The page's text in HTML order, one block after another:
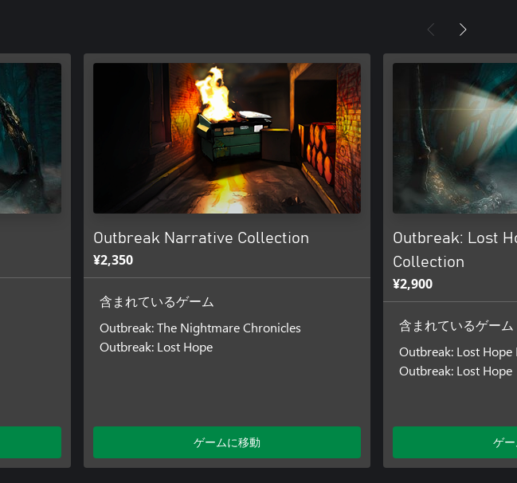
Outbreak Narrative Collection
¥2,350
含まれているゲーム
Outbreak: The Nightmare Chronicles
Outbreak: Lost Hope
ゲームに移動
Outbreak: Lost
Collection
¥2,900
含まれているゲーム
Outbreak: Lost
Outbreak: Lost Hope
ゲ